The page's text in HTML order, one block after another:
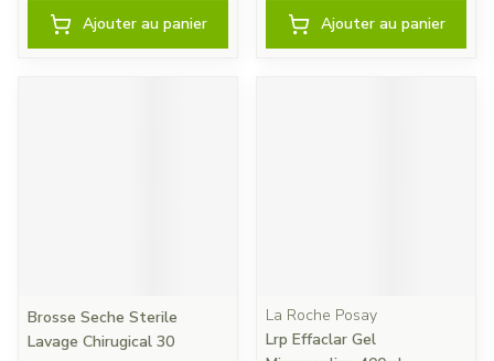
Ajouter au panier Ajouter au panier
Brosse Seche Sterile
Lavage Chirugical 30
La Roche Posay
Lrp Effaclar Gel